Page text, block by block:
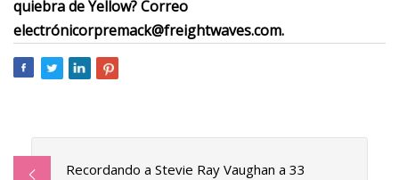
quiebra de Yellow? Correo
electrónicorpremack@freightwaves.com.
Recordando a Stevie Ray Vaughan a 33